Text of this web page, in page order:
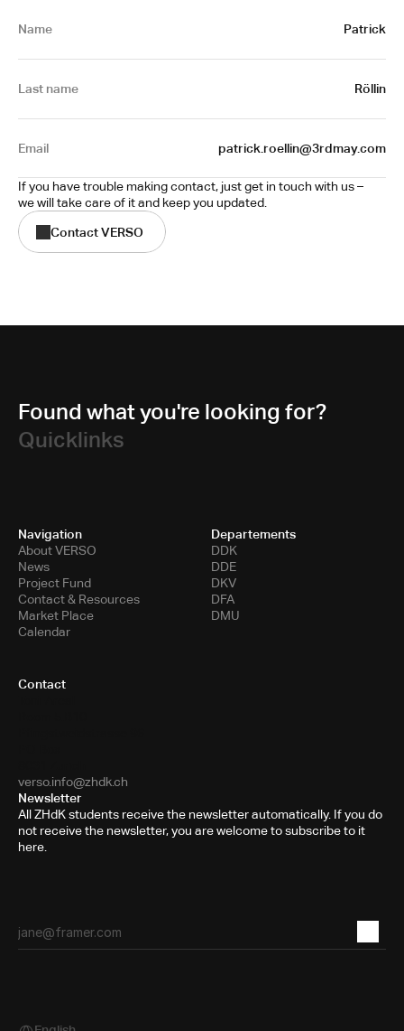
Name Patrick
Last name Röllin
Email patrick.roellin@3rdmay.com
If you have trouble making contact, just get in touch with us –
we will take care of it and keep you updated.
Contact VERSO
Found what you're looking for?
Quicklinks
Navigation
About VERSO
News
Project Fund
Contact & Resources
Market Place
Calendar
Departements
DDK
DDE
DKV
DFA
DMU
Contact
verso.info@zhdk.ch
Newsletter
All ZHdK students receive the newsletter automatically. If you do
not receive the newsletter, you are welcome to subscribe to it
here.
Select Language